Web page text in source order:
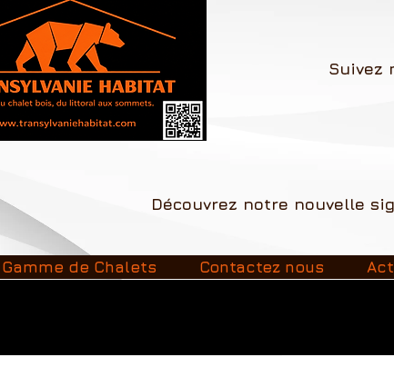
Suivez
Découvrez notre nouvelle
de Chalets Contactez nous